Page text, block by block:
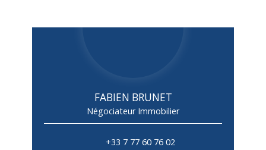
FABIEN BRUNET
Négociateur Immobilier
+33 7 77 60 76 02